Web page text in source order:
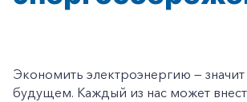
Экономить электроэнергию — значит
будущем. Каждый из нас может